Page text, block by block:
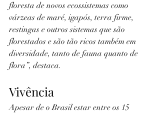
floresta de novos ecossistemas como
várzeas de maré, igapós, terra firme,
restingas e outros sistemas que são
florestados e são tão ricos também em
diversidade, tanto de fauna quanto de
flora”, destaca.
Vivência
Apesar de o Brasil estar entre os 15